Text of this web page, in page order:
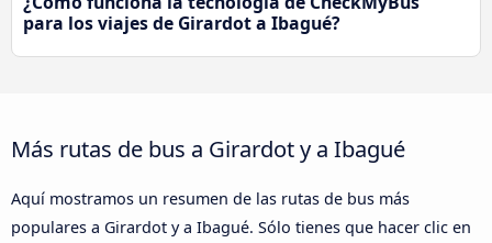
para los viajes de Girardot a Ibagué?
Más rutas de bus a Girardot y a Ibagué
Aquí mostramos un resumen de las rutas de bus más
populares a Girardot y a Ibagué. Sólo tienes que hacer clic en